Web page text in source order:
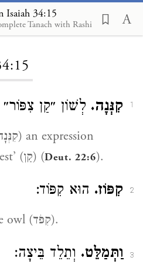
Isaiah 34:15
Tanach with Rashi
1 קִנְּנָה. לְשׁוֹן ״קַן
related to ‘a bird’s nest’ (קַן) (Deut. 22:6).
2 קִפּוֹז. הוּא קִפּוֹד:
(קִפּוֹז) that is the owl (קִפֹּד).
3 וַתְּמַלֵּט. וְתֵלֵד בֵּיצָה: